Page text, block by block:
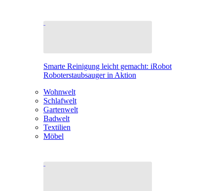
Smarte Reinigung leicht gemacht: iRobot
Roboterstaubsauger in Aktion
Wohnwelt
Schlafwelt
Gartenwelt
Badwelt
Textilien
Möbel